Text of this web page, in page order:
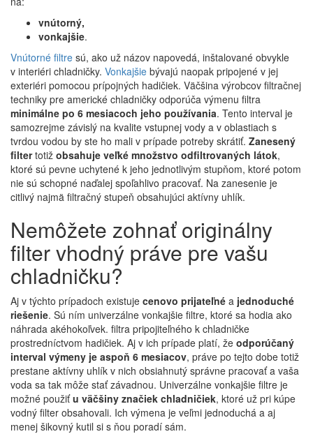
vnútorný,
vonkajšie.
Vnútorné filtre sú, ako už názov napovedá, inštalované obvykle
v interiéri chladničky. Vonkajšie bývajú naopak pripojené v jej
exteriéri pomocou prípojných hadičiek. Väčšina výrobcov filtračnej
techniky pre americké chladničky odporúča výmenu filtra
minimálne po 6 mesiacoch jeho používania. Tento interval je
samozrejme závislý na kvalite vstupnej vody a v oblastiach s
tvrdou vodou by ste ho mali v prípade potreby skrátiť. Zanesený
filtertotiž obsahuje veľké množstvo odfiltrovaných látok,
ktoré sú pevne uchytené k jeho jednotlivým stupňom, ktoré potom
nie sú schopné naďalej spoľahlivo pracovať. Na zanesenie je
citlivý najmä filtračný stupeň obsahujúci aktívny uhlík.
Nemôžete zohnať originálny
filter vhodný práve pre vašu
chladničku?
Aj v týchto prípadoch existuje cenovo prijateľné a jednoduché
riešenie. Sú ním univerzálne vonkajšie filtre, ktoré sa hodia ako
náhrada akéhokoľvek. filtra pripojiteľného k chladničke
prostredníctvom hadičiek. Aj v ich prípade platí, že odporúčaný
interval výmeny je aspoň 6 mesiacov, práve po tejto dobe totiž
prestane aktívny uhlík v nich obsiahnutý správne pracovať a vaša
voda sa tak môže stať závadnou. Univerzálne vonkajšie filtre je
možné použiťu väčšiny značiek chladničiek, ktoré už pri kúpe
vodný filter obsahovali. Ich výmena je veľmi jednoduchá a aj
menej šikovný kutil si s ňou poradí sám.